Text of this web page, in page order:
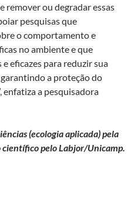
remover ou degradar essas
pesquisas que
o comportamento e
no ambiente e que
eficazes para reduzir sua
a proteção do
enfatiza a pesquisadora
(ecologia aplicada) pela
científico pelo Labjor/Unicamp.